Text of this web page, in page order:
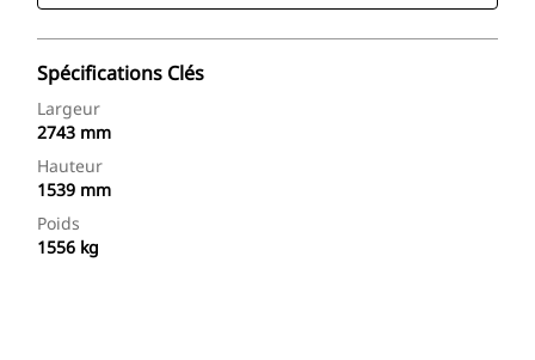
Spécifications Clés
Largeur
2743 mm
Hauteur
1539 mm
Poids
1556 kg